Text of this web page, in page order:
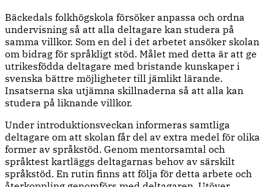
Bäckedals folkhögskola försöker anpassa och ordna
undervisning så att alla deltagare kan studera på
samma villkor. Som en del i det arbetet ansöker skolan
om bidrag för språkligt stöd. Målet med detta är att ge
utrikesfödda deltagare med bristande kunskaper i
svenska bättre möjligheter till jämlikt lärande.
Insatserna ska utjämna skillnaderna så att alla kan
studera på liknande villkor.
Under introduktionsveckan informeras samtliga
deltagare om att skolan får del av extra medel för olika
former av språkstöd. Genom mentorsamtal och
språktest kartläggs deltagarnas behov av särskilt
språkstöd. En rutin finns att följa för detta arbete och